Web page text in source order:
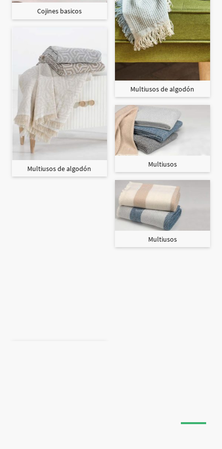
Cojines basicos
Multiusos de algodón
Multiusos de algodón
Multiusos
Multiusos